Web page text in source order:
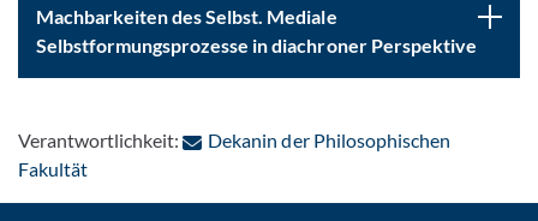
Machbarkeiten des Selbst. Mediale
Selbstformungsprozesse in diachroner Perspektive
Verantwortlichkeit:
Dekanin der Philosophischen
Fakultät: Per E-Mail kontaktieren